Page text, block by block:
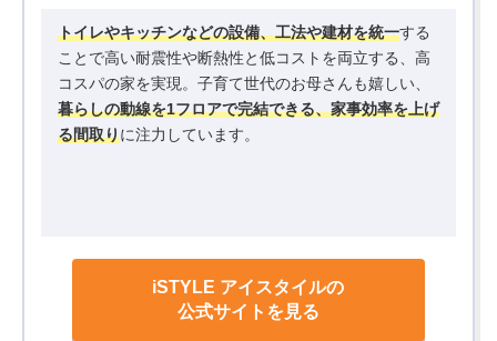
トイレやキッチンなどの設備、工法や建材を統一する
ことで高い耐震性や断熱性と低コストを両立する、高
コスパの家を実現。子育て世代のお母さんも嬉しい、
暮らしの動線を1フロアで完結できる、家事効率を上げ
る間取りに注力しています。
iSTYLE アイスタイルの
公式サイトを見る